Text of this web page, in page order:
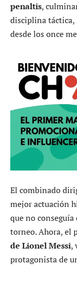
penaltis,
disciplina táctica,
desde los once
El combinado
mejor actuación
que no conseguía
torneo. Ahora, el
de Lionel Messi,
protagonista de